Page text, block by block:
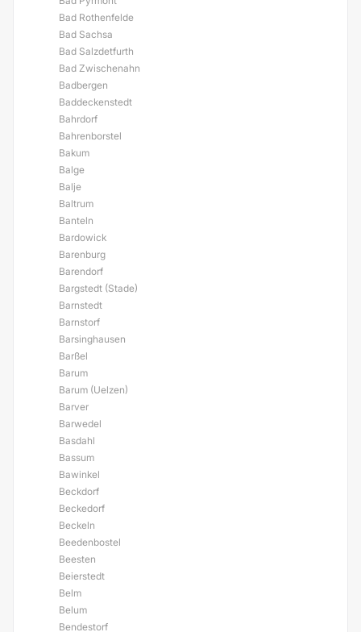
Bad Rothenfelde
Bad Sachsa
Bad Salzdetfurth
Bad Zwischenahn
Badbergen
Baddeckenstedt
Bahrdorf
Bahrenborstel
Bakum
Balge
Balje
Baltrum
Banteln
Bardowick
Barenburg
Barendorf
Bargstedt (Stade)
Barnstedt
Barnstorf
Barsinghausen
Barßel
Barum
Barum (Uelzen)
Barver
Barwedel
Basdahl
Bassum
Bawinkel
Beckdorf
Beckedorf
Beckeln
Beedenbostel
Beesten
Beierstedt
Belm
Belum
Bendestorf